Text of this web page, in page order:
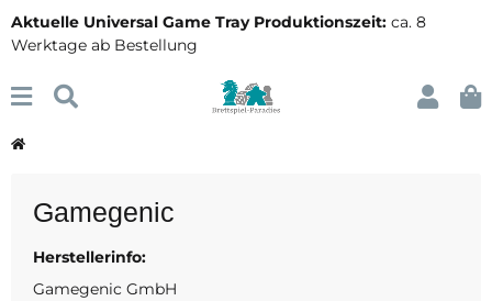
Aktuelle Universal Game Tray Produktionszeit: ca. 8
Werktage ab Bestellung
Gamegenic
Herstellerinfo:
Gamegenic GmbH